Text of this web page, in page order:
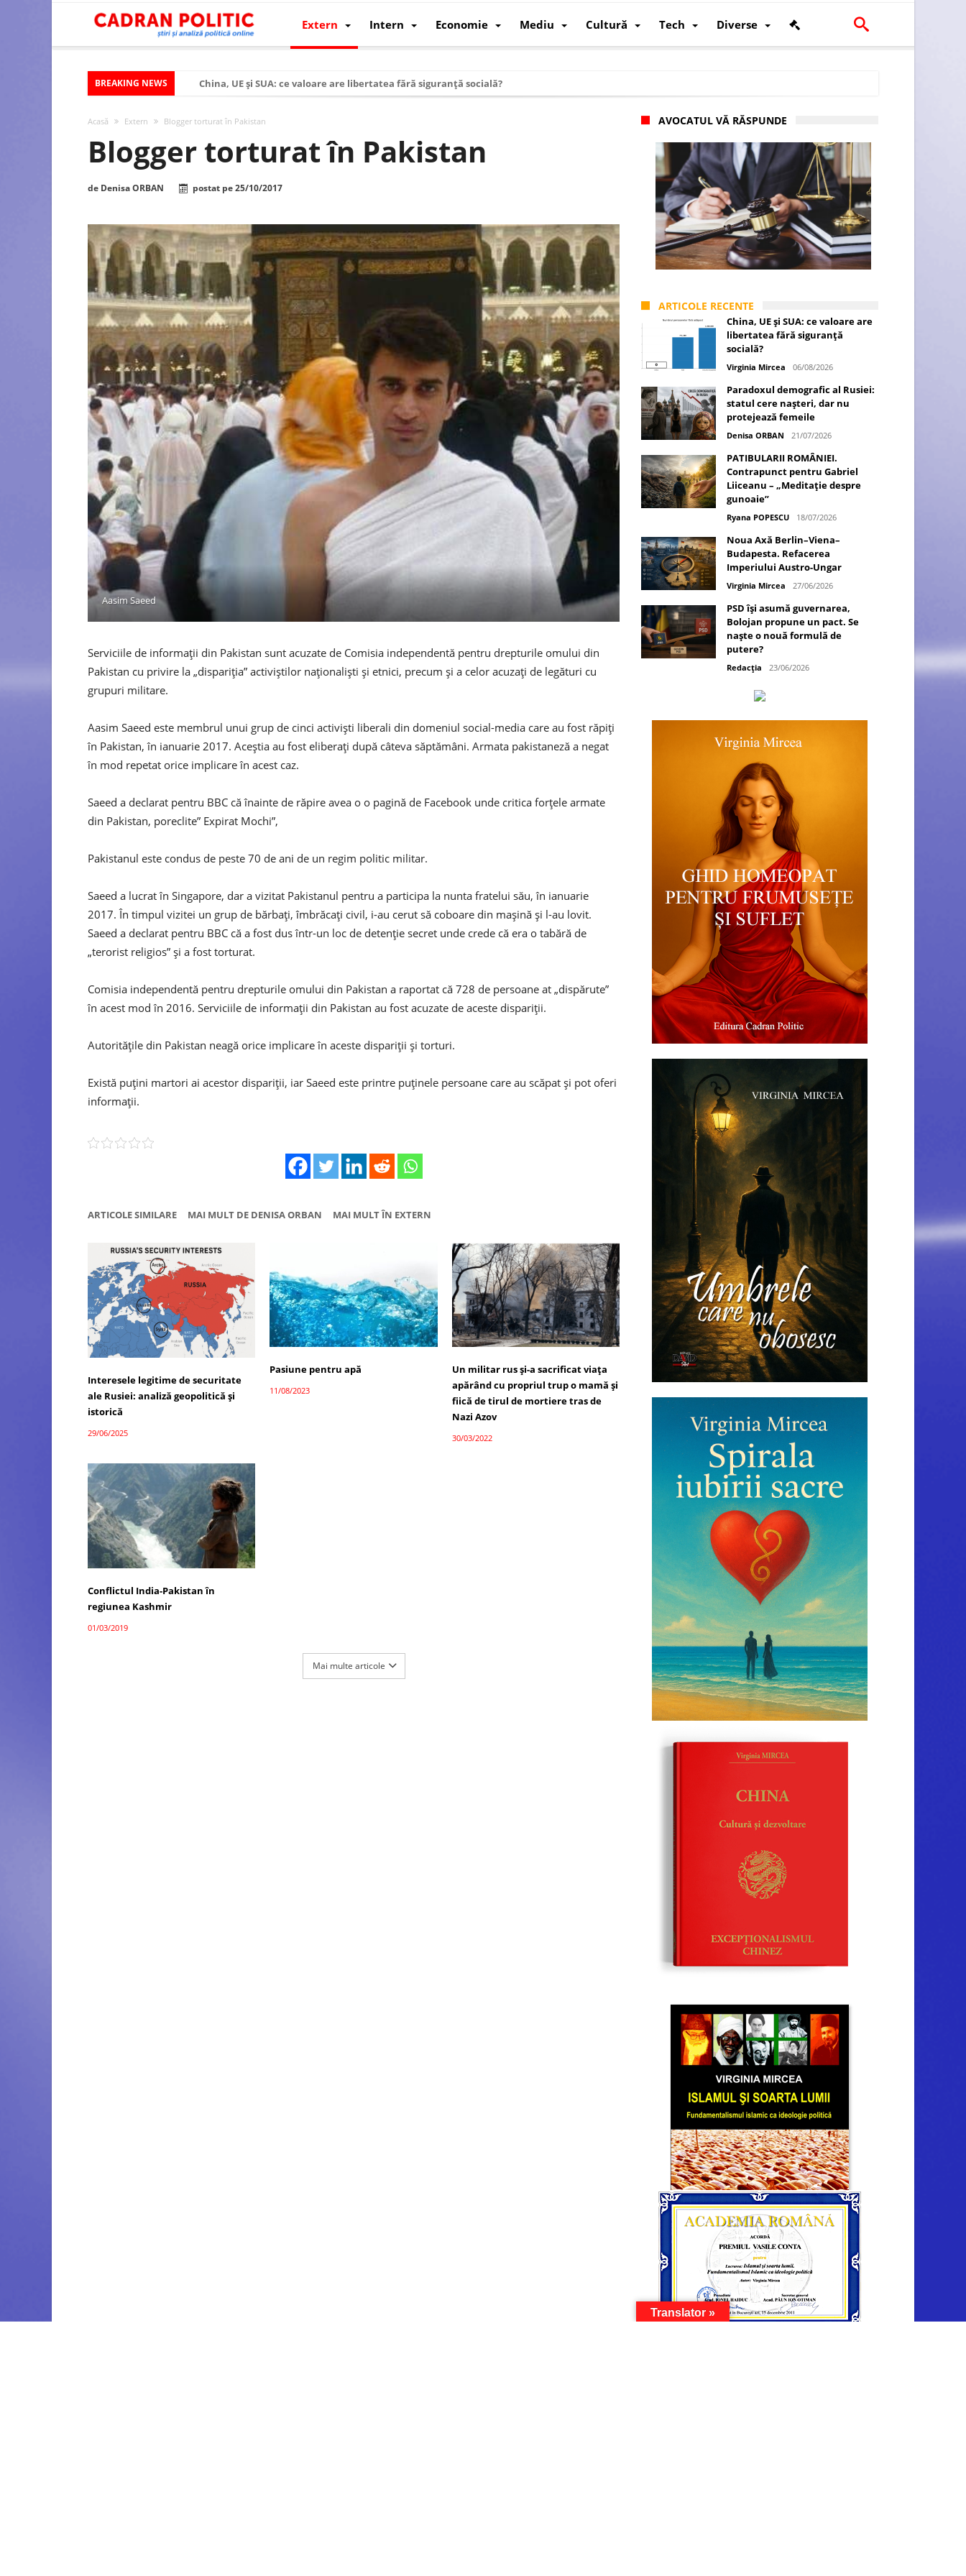
Extern Intern Economie Mediu Cultură Tech Diverse
BREAKING NEWS
China, UE și SUA: ce valoare are libertatea fără siguranță socială?
Modelul economic al Chinei: cum a devenit atelierul lumii și rivalul economic al SUA
Viitorul României în Uniunea Europeană. Ce ne așteaptă? – O analiză structurală a demografiei, fiscalității și poziției României în U.E.
România – ROExit pentru a supraviețui ca țară
Controlul minții prin nanoparticule
Huawei dezvoltă un nou cip AI pentru a înlocui Nvidia
Acasă Extern Blogger torturat în Pakistan
Blogger torturat în Pakistan
de Denisa ORBAN postat pe25/10/2017
Aasim Saeed
Serviciile de informații din Pakistan sunt acuzate de Comisia independentă pentru drepturile omului din
Pakistan cu privire la „dispariția” activiștilor naționaliști și etnici, precum și a celor acuzați de legături cu
grupuri militare.
Aasim Saeed este membrul unui grup de cinci activiști liberali din domeniul social-media care au fost răpiți
în Pakistan, în ianuarie 2017. Aceștia au fost eliberați după câteva săptămâni. Armata pakistaneză a negat
în mod repetat orice implicare în acest caz.
Saeed a declarat pentru BBC că înainte de răpire avea o o pagină de Facebook unde critica forțele armate
din Pakistan, poreclite” Expirat Mochi”,
Pakistanul este condus de peste 70 de ani de un regim politic militar.
Saeed a lucrat în Singapore, dar a vizitat Pakistanul pentru a participa la nunta fratelui său, în ianuarie
2017. În timpul vizitei un grup de bărbați, îmbrăcați civil, i-au cerut să coboare din mașină și l-au lovit.
Saeed a declarat pentru BBC că a fost dus într-un loc de detenție secret unde crede că era o tabără de
„terorist religios” și a fost torturat.
Comisia independentă pentru drepturile omului din Pakistan a raportat că 728 de persoane at „dispărute”
în acest mod în 2016. Serviciile de informații din Pakistan au fost acuzate de aceste dispariții.
Autoritățile din Pakistan neagă orice implicare în aceste dispariții și torturi.
Există puțini martori ai acestor dispariții, iar Saeed este printre puținele persoane care au scăpat și pot oferi
informații.
ARTICOLE SIMILARE MAI MULT DE DENISA ORBAN MAI MULT ÎN EXTERN
Interesele legitime de securitate
ale Rusiei: analiză geopolitică și
istorică
29/06/2025
Pasiune pentru apă
11/08/2023
Un militar rus și-a sacrificat viața
apărând cu propriul trup o mamă și
fiică de tirul de mortiere tras de
Nazi Azov
30/03/2022
Conflictul India-Pakistan în
regiunea Kashmir
01/03/2019
Mai multe articole
AVOCATUL VĂ RĂSPUNDE
ARTICOLE RECENTE
China, UE și SUA: ce valoare are
libertatea fără siguranță
socială?
Virginia Mircea 06/08/2026
Paradoxul demografic al Rusiei:
statul cere nașteri, dar nu
protejează femeile
Denisa ORBAN 21/07/2026
PATIBULARII ROMÂNIEI.
Contrapunct pentru Gabriel
Liiceanu – „Meditație despre
gunoaie”
Ryana POPESCU 18/07/2026
Noua Axă Berlin–Viena–
Budapesta. Refacerea
Imperiului Austro-Ungar
Virginia Mircea 27/06/2026
PSD își asumă guvernarea,
Bolojan propune un pact. Se
naște o nouă formulă de
putere?
Redacția 23/06/2026
Translator »